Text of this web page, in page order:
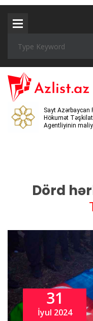
Sayt Azərbaycan
Hökumət
Agentliyinin
Dörd
31
İyul 2024